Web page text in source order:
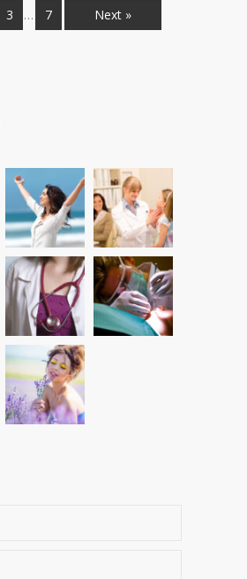
3 … 7 Next »